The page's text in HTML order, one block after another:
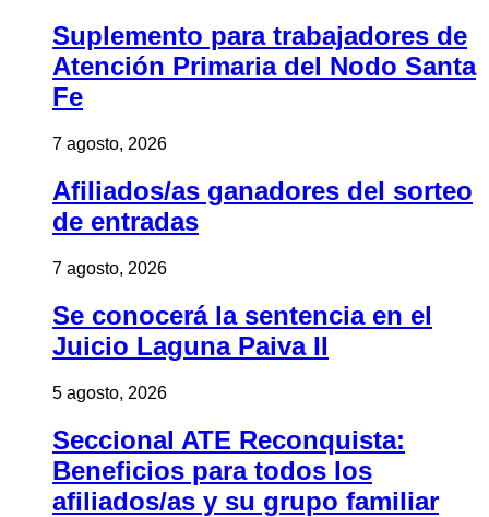
Suplemento para trabajadores de
Atención Primaria del Nodo Santa
Fe
7 agosto, 2026
Afiliados/as ganadores del sorteo
de entradas
7 agosto, 2026
Se conocerá la sentencia en el
Juicio Laguna Paiva II
5 agosto, 2026
Seccional ATE Reconquista:
Beneficios para todos los
afiliados/as y su grupo familiar